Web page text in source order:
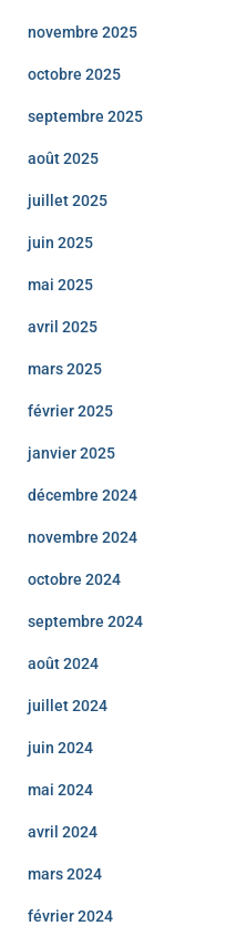
novembre 2025
octobre 2025
septembre 2025
août 2025
juillet 2025
juin 2025
mai 2025
avril 2025
mars 2025
février 2025
janvier 2025
décembre 2024
novembre 2024
octobre 2024
septembre 2024
août 2024
juillet 2024
juin 2024
mai 2024
avril 2024
mars 2024
février 2024